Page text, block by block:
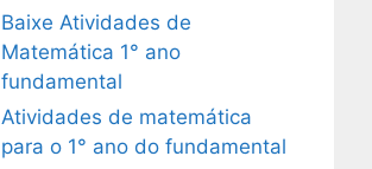
Baixe Atividades de
Matemática 1° ano
fundamental
Atividades de matemática
para o 1° ano do fundamental